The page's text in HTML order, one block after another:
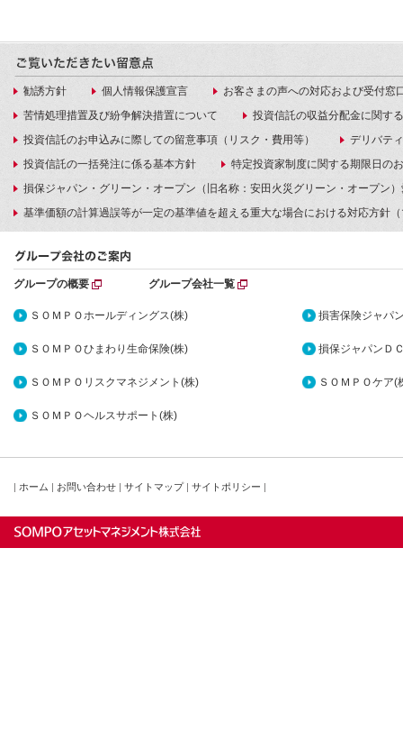
勧誘方針 個人情報保護宣言
お客さまの声への対応および受付窓
苦情処理措置及び紛争解決措置について
投資信託の収益分配金に関す
投資信託のお申込みに際しての留意事項（リスク・費用等）
デリバテ
投資信託の一括発注に係る基本方針
特定投資家制度に関する期限日の
損保ジャパン・グリーン・オープン（旧名称：安田火災グリーン・オープン
基準価額の計算過誤等が一定の基準値を超える重大な場合における対応方針
グループの概要 グループ会社一覧
ＳＯＭＰＯホールディングス(株) 損害保険ジャパ
ＳＯＭＰＯひまわり生命保険(株) 損保ジャパンＤ
ＳＯＭＰＯリスクマネジメント(株) ＳＯＭＰＯケア(
ＳＯＭＰＯヘルスサポート(株)
ホーム お問い合わせ サイトマップ サイトポリシー